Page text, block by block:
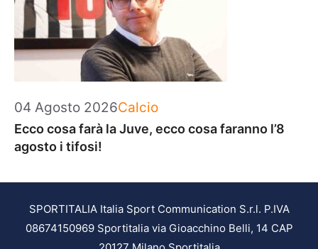
04 Agosto 2026Categorie
Calcio
Ecco cosa farà la Juve, ecco cosa faranno l’8
agosto i tifosi!
SPORTITALIA Italia Sport Communication S.r.l. P.IVA
08674150969 Sportitalia via Gioacchino Belli, 14 CAP